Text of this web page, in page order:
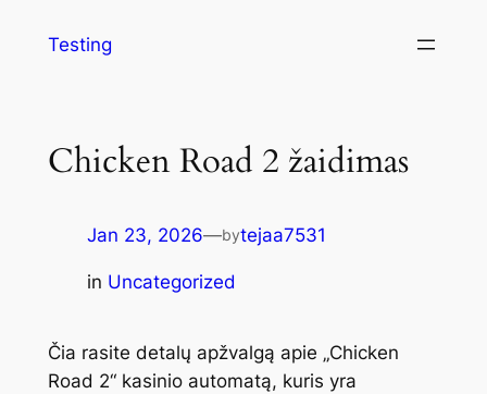
Testing
Chicken Road 2 žaidimas
Jan 23, 2026—bytejaa7531
in Uncategorized
Čia rasite detalų apžvalgą apie „Chicken
Road 2“ kasinio automatą, kuris yra